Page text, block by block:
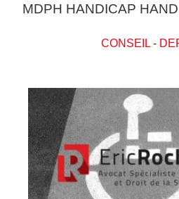
MDPH HANDICAP
CONSEIL-